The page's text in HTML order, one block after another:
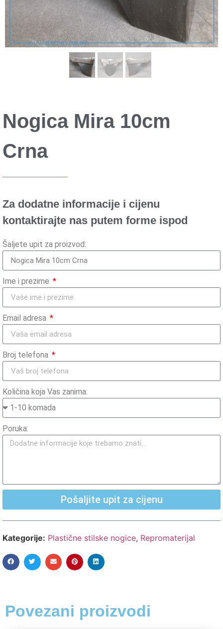
Nogica Mira 10cm
Crna
Za dodatne informacije i cijenu
kontaktirajte nas putem forme ispod
Šaljete upit za proizvod:
Ime i prezime
Email adresa
Broj telefona
Količina koja Vas zanima:
Poruka:
Pošaljite upit za cijenu
Kategorije: Plastične stilske nogice, Repromaterijal
Povezani proizvodi